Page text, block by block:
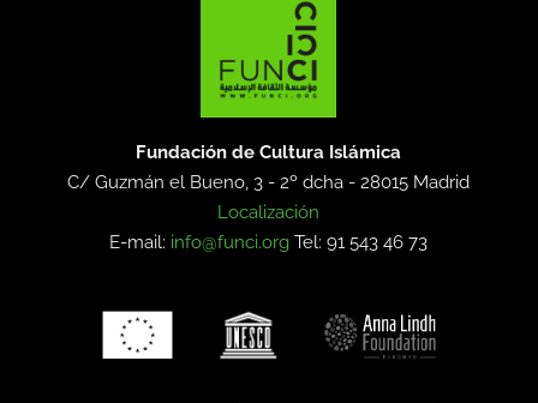
Fundación de Cultura Islámica
C/ Guzmán el Bueno, 3 - 2º dcha -28015 Madrid
Localización
E-mail: info@funci.org Tel: 91 543 46 73